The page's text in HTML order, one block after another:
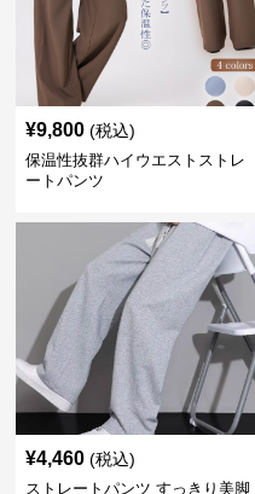
¥9,800 (税込)
保温性抜群ハイウエストストレ
ートパンツ
¥4,460 (税込)
ストレートパンツ すっきり美脚